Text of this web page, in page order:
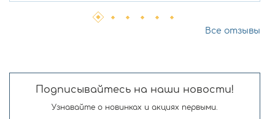
Все отзывы
Подписывайтесь на наши новости!
Узнавайте о новинках и акциях первыми.